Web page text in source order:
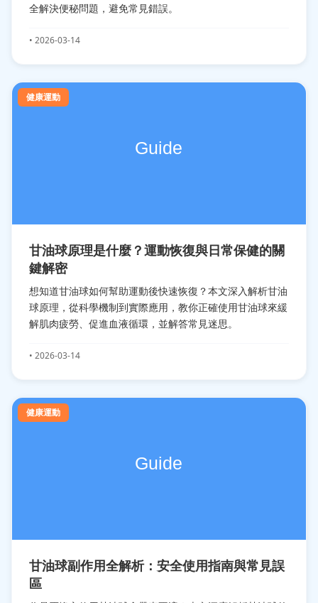
全解決便秘問題，避免常見錯誤。
• 2026-03-14
健康運動
甘油球原理是什麼？運動恢復與日常保健的關
鍵解密
想知道甘油球如何幫助運動後快速恢復？本文深入解析甘油
球原理，從科學機制到實際應用，教你正確使用甘油球來緩
解肌肉疲勞、促進血液循環，並解答常見迷思。
• 2026-03-14
健康運動
甘油球副作用全解析：安全使用指南與常見誤
區